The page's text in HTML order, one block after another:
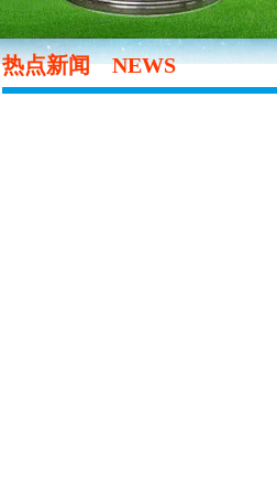
热点新闻NEWS